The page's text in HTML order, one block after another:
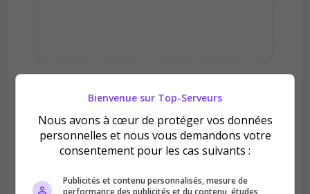
Pourquoi voter pour [FR]
Nexora City : Le RôlePlay
Redéfini | Recrutement ON ?
Bienvenue sur Top-Serveurs
Nous avons à cœur de protéger vos données
personnelles et nous vous demandons votre
consentement pour les cas suivants :
Publicités et contenu personnalisés, mesure de
performance des publicités et du contenu, études